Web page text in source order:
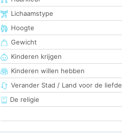
Lichaamstype
Hoogte
Gewicht
Kinderen krijgen
Kinderen willen hebben
Verander Stad / Land voor de liefde
De religie